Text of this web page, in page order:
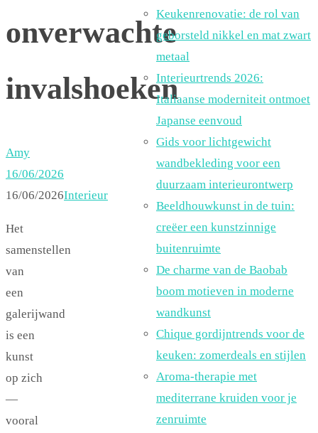
onverwachte
invalshoeken
Amy
16/06/2026
16/06/2026Interieur
Het
samenstellen
van
een
galerijwand
is een
kunst
op zich
—
vooral
Keukenrenovatie: de rol van
geborsteld nikkel en mat zwart
metaal
Interieurtrends 2026:
Italiaanse moderniteit ontmoet
Japanse eenvoud
Gids voor lichtgewicht
wandbekleding voor een
duurzaam interieurontwerp
Beeldhouwkunst in de tuin:
creëer een kunstzinnige
buitenruimte
De charme van de Baobab
boom motieven in moderne
wandkunst
Chique gordijntrends voor de
keuken: zomerdeals en stijlen
Aroma-therapie met
mediterrane kruiden voor je
zenruimte